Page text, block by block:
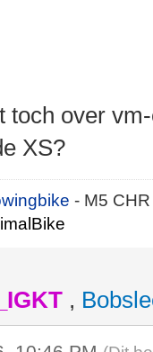
toch over
XS?
- M5
,